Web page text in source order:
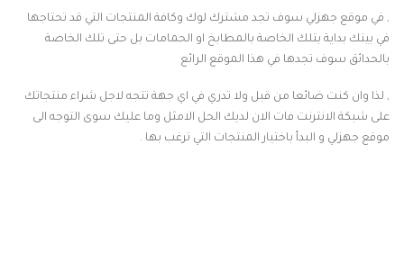
, في موقع جهزلي سوف تجد مشترك لوك وكافة المنتجات التي قد تحتاجها
في بيتك بداية بتلك الخاصة بالمطابخ او الحمامات بل حتى تلك الخاصة
بالحدائق سوف تجدها في هذا الموقع الرائع
, لذا وان كنت ضائعا من قبل ولا تدري في اي جهة تتجه لاجل شراء منتجاتك
على شبكة الانترنت فات الان لديك الحل الامثل وما عليك سوى التوجه الى
موقع جهزلي و البدأ باختيار المنتجات التي ترغب بها .